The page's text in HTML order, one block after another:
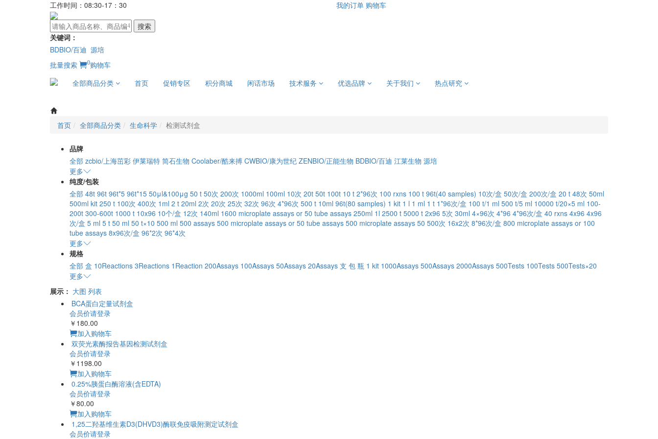
工作时间：08:30-17：30 我的订单 购物车
搜索
关键词：
BDBIO/百迪 源培
批量搜索
0购物车
全部商品分类
首页 促销专区 积分商城 闲话市场 技术服务 优选品牌 关于我们 热点研究
首页 全部商品分类 生命科学 检测试剂盒
品牌
全部 zcbio/上海茁彩 伊莱瑞特 简石生物 Coolaber/酷来搏 CWBIO/康为世纪 ZENBIO/正能生物 BDBIO/百迪 江莱生物 源培
更多
纯度/包装
全部 48t 96t 96t*5 96t*15 50μl&100μg 50 t 50次 200次 1000ml 100ml 10次 20t 50t 100t 10 t 2*96次 100 rxns 100 t 96t(40 samples) 10次/盒 50次/盒 200次/盒 20 t 48次 50ml
500ml kit 250 t 100次 400次 1ml 2 t 20ml 2次 20次 25次 32次 96次 4*96次 500 t 10ml 96t(80 samples) 1 kit 1 l 1 ml 1 t 1*96次/盒 100 t/1 ml 500 t/5 ml 10000 t/20×5 ml 100-
200t 300-600t 1000 t 10x96 10个/盒 12次 140ml 1600 microplate assays or 50 tube assays 250ml 1l 2500 t 5000 t 2x96 5次 30ml 4×96次 4*96 4*96次/盒 40 rxns 4x96 4x96
次/盒 5 ml 5 t 50 ml 50 t×10 500 ml 500 assays 500 microplate assays or 50 tube assays 500 microplate assays 50 500次 16x2次 8*96次/盒 800 microplate assays or 100
tube assays 8x96次/盒 96*2次 96*4次
更多
规格
全部 盒 10Reactions 3Reactions 1Reaction 200Assays 100Assays 50Assays 20Assays 支 包 瓶 1 kit 1000Assays 500Assays 2000Assays 500Tests 100Tests 500Tests×20
更多
展示： 大图 列表
BCA蛋白定量试剂盒
会员价请登录
￥180.00
加入购物车
双荧光素酶报告基因检测试剂盒
会员价请登录
￥1198.00
加入购物车
会员价请登录
￥80.00
加入购物车
会员价请登录